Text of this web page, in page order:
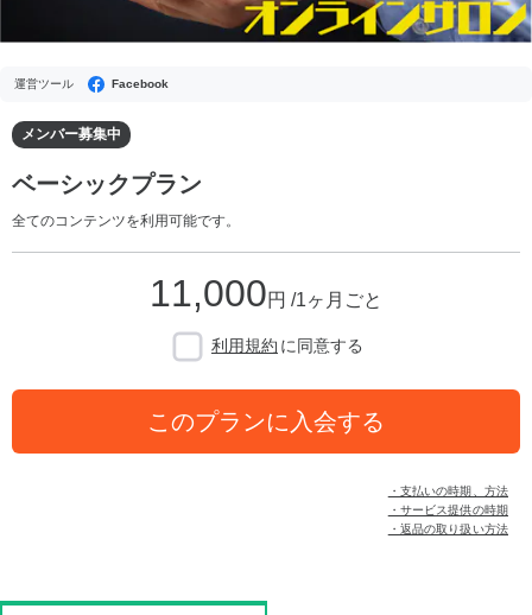
運営ツール Facebook
メンバー募集中
ベーシックプラン
全てのコンテンツを利用可能です。
11,000円 /1ヶ月ごと
利用規約 に同意する
このプランに入会する
・支払いの時期、方法
・サービス提供の時期
・返品の取り扱い方法